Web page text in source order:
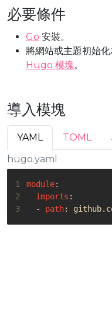
必要條件
Go 安裝。
將網站或主題初始
Hugo 模塊。
導入模塊
YAML TOML
hugo.yaml
1 module:
2
imports :
3
- path: